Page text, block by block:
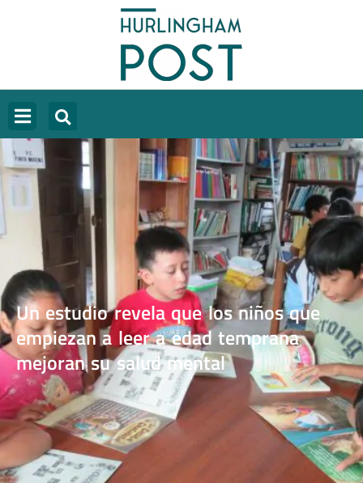
Un estudio revela que los niños que
empiezan a leer a edad temprana
mejoran su salud mental